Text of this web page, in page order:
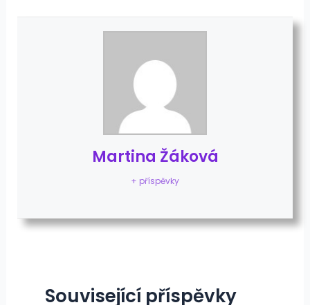
Martina Žáková
+ příspěvky
Související příspěvky